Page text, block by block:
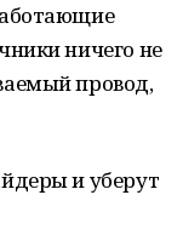
ничего не
провод,
и уберут